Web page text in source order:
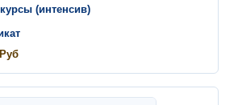
(интенсив)
Руб